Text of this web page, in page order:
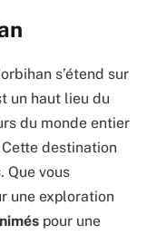
s’étend sur
un haut lieu du
du monde entier
Cette destination
Que vous
une exploration
pour une